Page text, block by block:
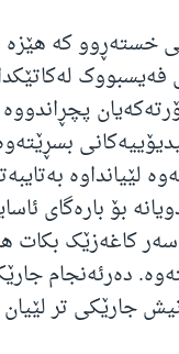
کە هێزە
پچڕاندووە
لێیانداوە
بۆ بارەگای
کاغەزێک بکات
دەرئەنجام
جارێکی تر